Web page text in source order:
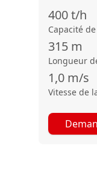
400t/h
Capacité
315 m
Longueur
1,0 m/s
Vitesse de